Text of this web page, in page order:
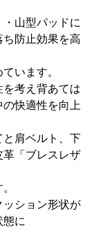
山型パッドに
防止効果を高
います。
を考え背あては
快適性を向上
と肩ベルト、下
「ブレスレザ
ッション形状が
態に